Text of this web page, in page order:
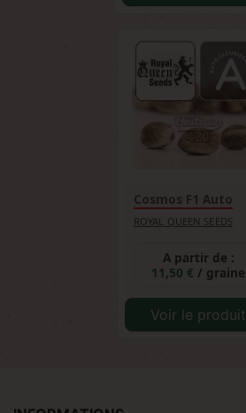
Cosmos F1 Auto
ROYAL QUEEN SEEDS
A partir de :
11,50 € / graine
Voir le produit